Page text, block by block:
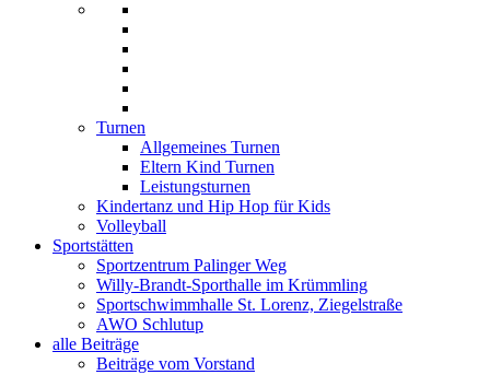
Turnen
Allgemeines Turnen
Eltern Kind Turnen
Leistungsturnen
Kindertanz und Hip Hop für Kids
Volleyball
Sportstätten
Sportzentrum Palinger Weg
Willy-Brandt-Sporthalle im Krümmling
Sportschwimmhalle St. Lorenz, Ziegelstraße
AWO Schlutup
alle Beiträge
Beiträge vom Vorstand